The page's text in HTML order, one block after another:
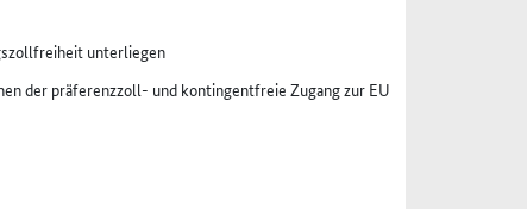
unterliegen
der präferenzzoll- und kontingentfreie Zugang zur EU